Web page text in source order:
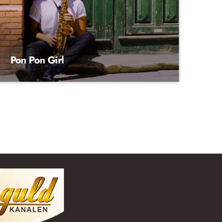
Pon Pon Girl